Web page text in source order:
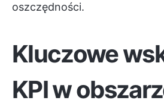
oszczędności.
Kluczowe
KPI w